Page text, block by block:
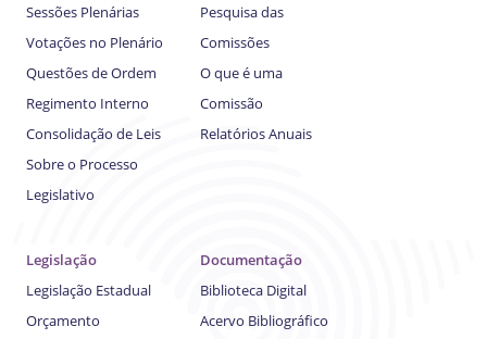
Sessões Plenárias
Votações no Plenário
Questões de Ordem
Regimento Interno
Consolidação de Leis
Sobre o Processo
Legislativo
Pesquisa das
Comissões
O que é uma
Comissão
Relatórios Anuais
Legislação
Legislação Estadual
Orçamento
Documentação
Biblioteca Digital
Acervo Bibliográfico